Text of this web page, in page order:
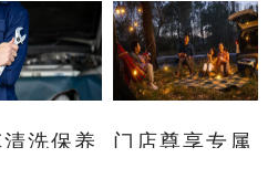
洗保养
门店尊享专属